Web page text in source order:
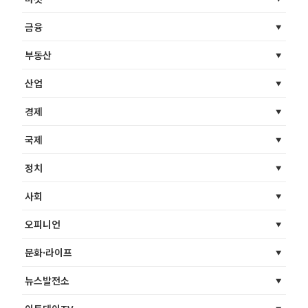
금융
부동산
산업
경제
국제
정치
사회
오피니언
문화·라이프
뉴스발전소